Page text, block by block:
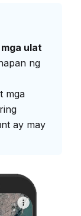
ulat
ng
mga
ay may